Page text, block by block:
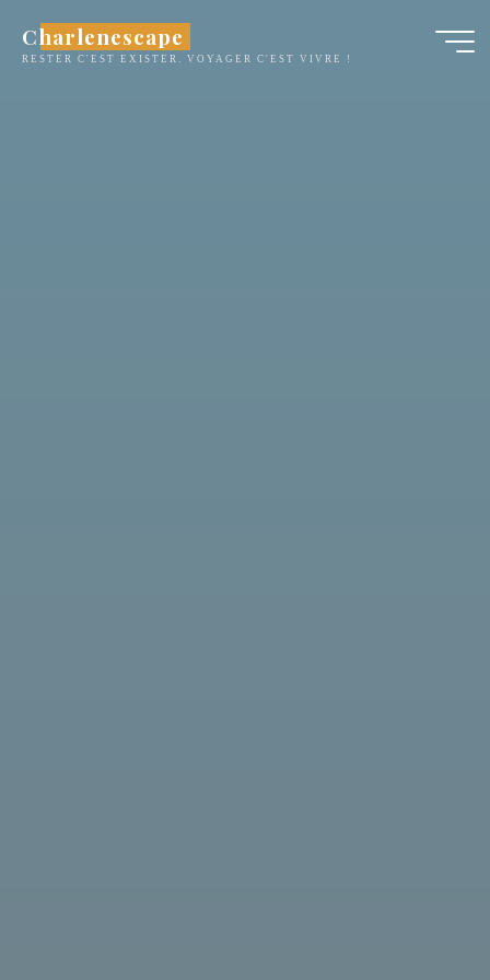
contenu
Charlenescape
RESTER C'EST EXISTER. VOYAGER C'EST VIVRE !